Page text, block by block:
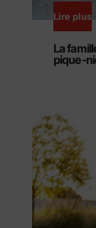
Lire plus
La
pique-